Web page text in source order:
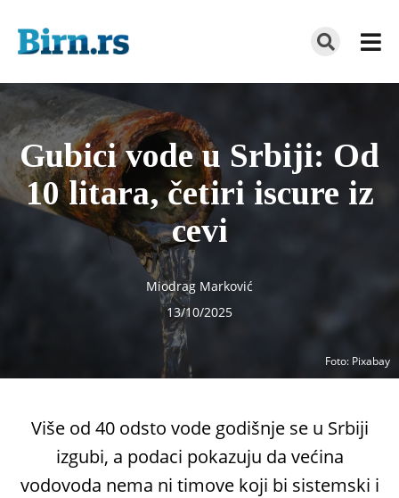
Foto: Pixabay
Gubici vode u Srbiji: Od
10 litara, četiri iscure iz
cevi
Miodrag Marković
13/10/2025
Više od 40 odsto vode godišnje se u Srbiji
izgubi, a podaci pokazuju da većina
vodovoda nema ni timove koji bi sistemski i